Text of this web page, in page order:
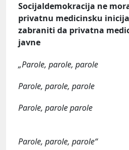
Socijaldemokracija ne
privatnu medicinsku
zabraniti da privatna
javne
„Parole, parole, parole
Parole, parole, parole
Parole, parole parole
Parole, parole, parole“